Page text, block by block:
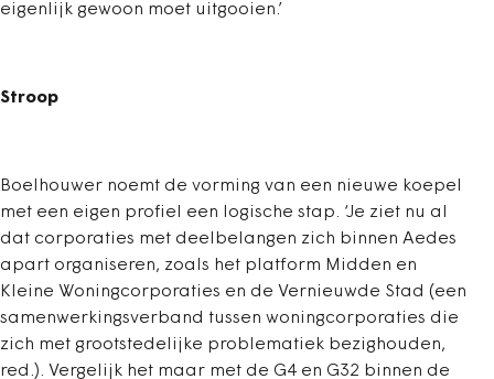
eigenlijk gewoon moet uitgooien.’
Stroop
Boelhouwer noemt de vorming van een nieuwe koepel
met een eigen profiel een logische stap. ‘Je ziet nu al
dat corporaties met deelbelangen zich binnen Aedes
apart organiseren, zoals het platform Midden en
Kleine Woningcorporaties en de Vernieuwde Stad (een
samenwerkingsverband tussen woningcorporaties die
zich met grootstedelijke problematiek bezighouden,
red.). Vergelijk het maar met de G4 en G32 binnen de